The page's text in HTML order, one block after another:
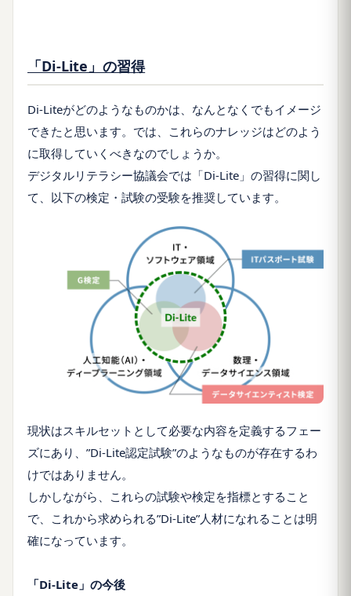
「Di-Lite」の習得
Di-Liteがどのようなものかは、なんとなくでもイメージ
できたと思います。では、これらのナレッジはどのよう
に取得していくべきなのでしょうか。
デジタルリテラシー協議会では「Di-Lite」の習得に関し
て、以下の検定・試験の受験を推奨しています。
現状はスキルセットとして必要な内容を定義するフェー
ズにあり、”Di-Lite認定試験”のようなものが存在するわ
けではありません。
しかしながら、これらの試験や検定を指標とすること
で、これから求められる”Di-Lite”人材になれることは明
確になっています。
「Di-Lite」の今後